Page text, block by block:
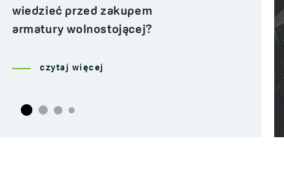
prosta to nowa seria Muro od
Laveo
czytaj więcej